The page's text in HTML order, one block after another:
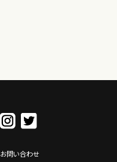
お問い合わせ